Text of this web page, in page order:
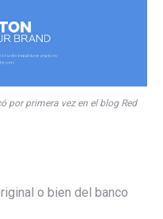
por primera vez en el blog Red
o bien del banco